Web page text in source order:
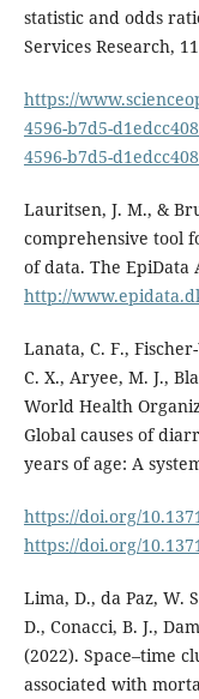
statistic and odds
Services Research,
https://
4596-b7d5-
4596-b7d5-
Lauritsen, J. M., &
comprehensive tool
of data. The EpiData
http://
Lanata, C. F.,
C. X., Aryee, M. J.,
World Health
Global causes of
years of age: A
https://doi.org/
https://doi.org/
Lima, D., da Paz, W.
D., Conacci, B. J.,
(2022). Space–time
associated with